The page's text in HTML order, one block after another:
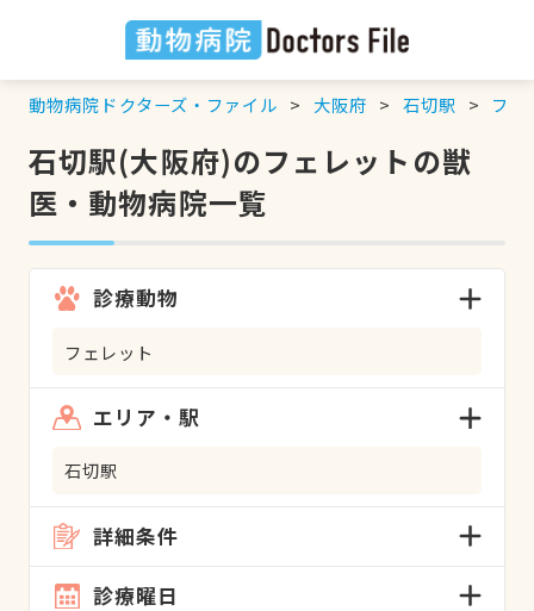
動物病院ドクターズ・ファイル 大阪府 石切駅 フェ
石切駅(大阪府)のフェレットの獣
医・動物病院一覧
診療動物
フェレット
エリア・駅
石切駅
詳細条件
診療曜日